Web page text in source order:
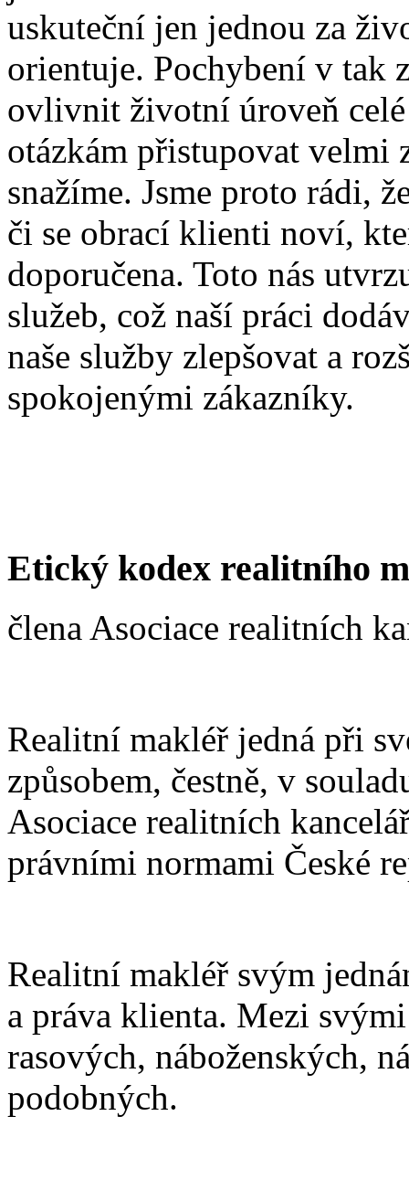
uskuteční jen jednou za
orientuje. Pochybení v tak
ovlivnit životní úroveň
otázkám přistupovat velmi
snažíme. Jsme proto rádi,
či se obrací klienti noví,
doporučena. Toto nás
služeb, což naší práci
naše služby zlepšovat a
spokojenými zákazníky.
Etický kodex realitního
člena Asociace realitních
Realitní makléř jedná při
způsobem, čestně, v
Asociace realitních
právními normami České
Realitní makléř svým
a práva klienta. Mezi
rasových, náboženských,
podobných.